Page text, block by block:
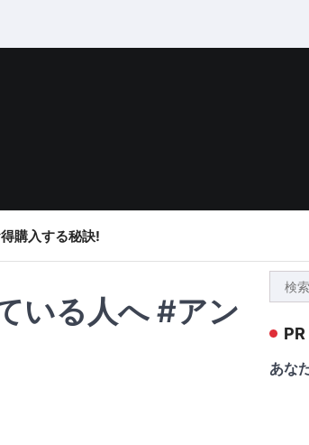
購入する秘訣!
いる人へ #アン
索:
PR
あな